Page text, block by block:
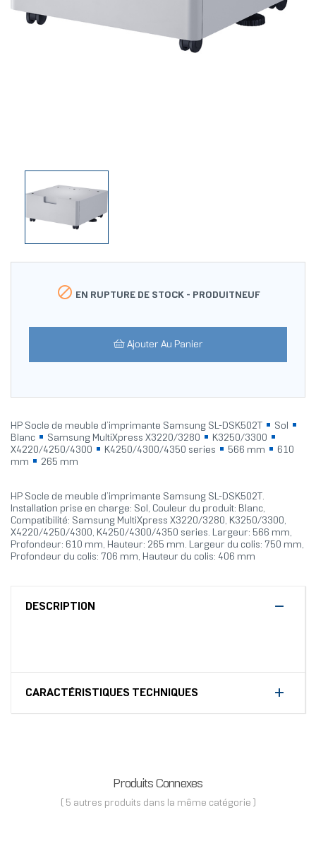
 EN RUPTURE DE STOCK - PRODUITNEUF
Ajouter Au Panier
HP Socle de meuble d’imprimante Samsung SL-DSK502T
Sol
Blanc
Samsung MultiXpress X3220/3280
K3250/3300
X4220/4250/4300
K4250/4300/4350 series 566 mm
610
mm
265 mm
HP Socle de meuble d’imprimante Samsung SL-DSK502T.
Installation prise en charge: Sol, Couleur du produit: Blanc,
Compatibilité: Samsung MultiXpress X3220/3280, K3250/3300,
X4220/4250/4300, K4250/4300/4350 series. Largeur: 566 mm,
Profondeur: 610 mm, Hauteur: 265 mm. Largeur du colis: 750 mm,
Profondeur du colis: 706 mm, Hauteur du colis: 406 mm
DESCRIPTION
CARACTÉRISTIQUES TECHNIQUES
Produits Connexes
( 5 autres produits dans la même catégorie )